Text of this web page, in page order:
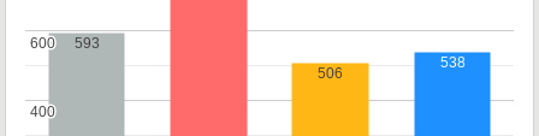
400
400
600
600 593
506
538